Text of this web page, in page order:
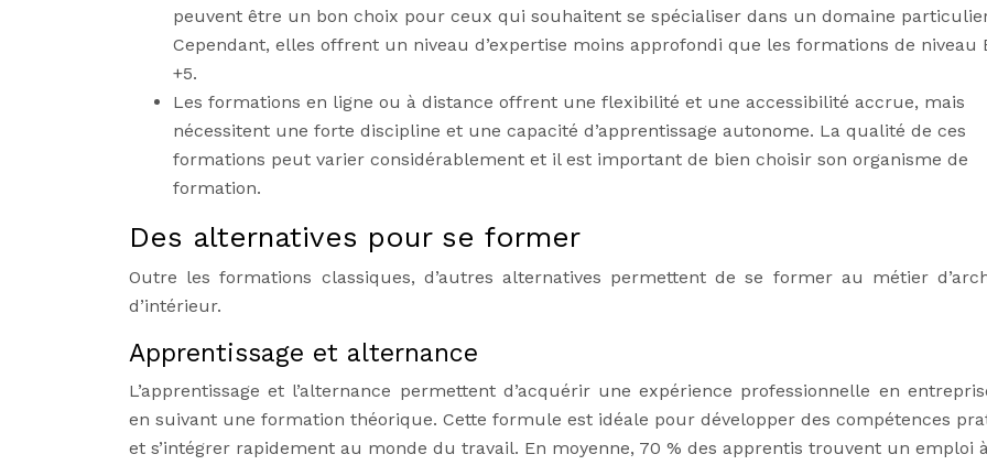
peuvent être un bon choix pour ceux qui souhaitent se spécialiser dans un domaine
Cependant, elles offrent un niveau d’expertise moins approfondi que les formations de niveau
+5.
Les formations en ligne ou à distance offrent une flexibilité et une accessibilité accrue, mais
nécessitent une forte discipline et une capacité d’apprentissage autonome. La qualité de ces
formations peut varier considérablement et il est important de bien choisir son organisme de
formation.
Des alternatives pour se former
Outre les formations classiques, d’autres alternatives permettent de se former au métier
d’intérieur.
Apprentissage et alternance
L’apprentissage et l’alternance permettent d’acquérir une expérience professionnelle en
en suivant une formation théorique. Cette formule est idéale pour développer des compétences
et s’intégrer rapidement au monde du travail. En moyenne, 70 % des apprentis trouvent un emploi